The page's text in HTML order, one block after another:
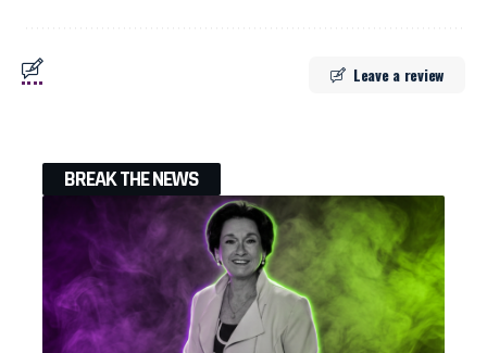
Leave a review
BREAK THE NEWS